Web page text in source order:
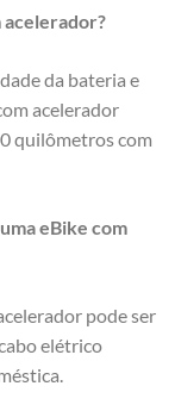
acelerador?
da bateria e
acelerador
quilômetros com
eBike com
pode ser
elétrico